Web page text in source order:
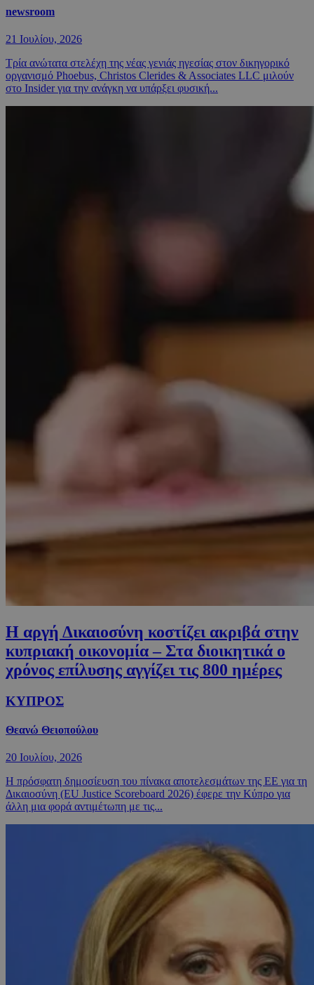
newsroom
21 Ιουλίου, 2026
Τρία ανώτατα στελέχη της νέας γενιάς ηγεσίας στον δικηγορικό
οργανισμό Phoebus, Christos Clerides & Associates LLC μιλούν
στο Insider για την ανάγκη να υπάρξει φυσική...
Η αργή Δικαιοσύνη κοστίζει ακριβά στην
κυπριακή οικονομία – Στα διοικητικά ο
χρόνος επίλυσης αγγίζει τις 800 ημέρες
ΚΥΠΡΟΣ
Θεανώ Θειοπούλου
20 Ιουλίου, 2026
Η πρόσφατη δημοσίευση του πίνακα αποτελεσμάτων της ΕΕ για τη
Δικαιοσύνη (EU Justice Scoreboard 2026) έφερε την Κύπρο για
άλλη μια φορά αντιμέτωπη με τις...